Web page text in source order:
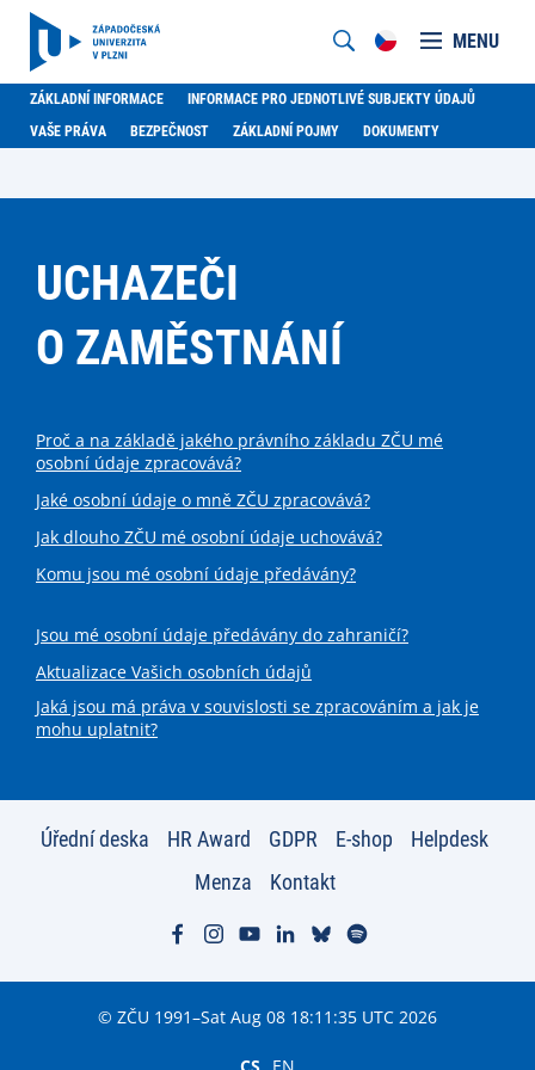
MENU
ZÁKLADNÍ INFORMACE
INFORMACE PRO JEDNOTLIVÉ SUBJEKTY ÚDAJŮ
VAŠE PRÁVA
BEZPEČNOST ZÁKLADNÍ POJMY DOKUMENTY
UCHAZEČI
O ZAMĚSTNÁNÍ
Proč a na základě jakého právního základu ZČU mé
osobní údaje zpracovává?
Jaké osobní údaje o mně ZČU zpracovává?
Jak dlouho ZČU mé osobní údaje uchovává?
Komu jsou mé osobní údaje předávány?
Jsou mé osobní údaje předávány do zahraničí?
Aktualizace Vašich osobních údajů
Jaká jsou má práva v souvislosti se zpracováním a jak je
mohu uplatnit?
Úřední deska HR Award GDPR E-shop
Helpdesk
Menza
Kontakt
© ZČU 1991–Sat Aug 08 18:11:35 UTC 2026